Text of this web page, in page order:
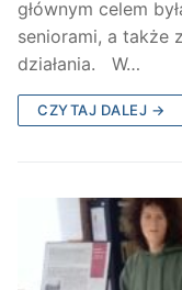
głównym celem
seniorami, a także
działania. W…
CZYTAJ DALEJ →